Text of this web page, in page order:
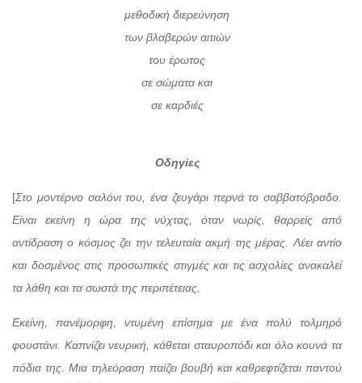
μεθοδική διερεύνηση
των βλαβερών αιτιών
του έρωτος
σε σώματα και
σε καρδιές
Οδηγίες
[Στο μοντέρνο σαλόνι του, ένα ζευγάρι περνά το σαββατόβραδο.
Είναι εκείνη η ώρα της νύχτας, όταν νωρίς, θαρρείς από
αντίδραση ο κόσμος ζει την τελευταία ακμή της μέρας. Λέει αντίο
και δοσμένος στις προσωπικές στιγμές και τις ασχολίες ανακαλεί
τα λάθη και τα σωστά της περιπέτειας.
Εκείνη, πανέμορφη, ντυμένη επίσημα με ένα πολύ τολμηρό
φουστάνι. Καπνίζει νευρική, κάθεται σταυροπόδι και όλο κουνά τα
πόδια της. Μια τηλεόραση παίζει βουβή και καθρεφτίζεται παντού